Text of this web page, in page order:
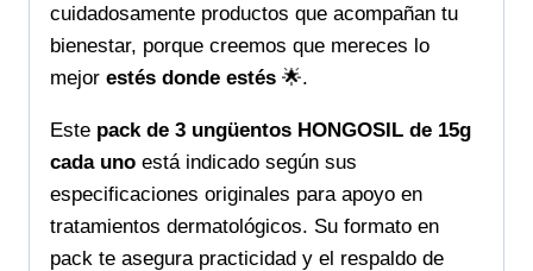
cuidadosamente productos que acompañan tu
bienestar, porque creemos que mereces lo
mejor estés donde estés 🌟.
Este pack de 3 ungüentos HONGOSIL de 15g
cada uno está indicado según sus
especificaciones originales para apoyo en
tratamientos dermatológicos. Su formato en
pack te asegura practicidad y el respaldo de